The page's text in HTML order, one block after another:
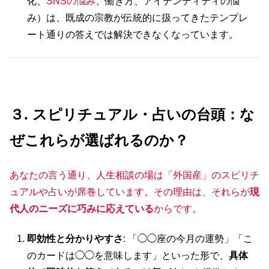
み）は、既成の宗教が伝統的に扱ってきたテンプレ
ート通りの答えでは解決できなくなっています。
３. スピリチュアル・占いの台頭：な
ぜこれらが選ばれるのか？
あなたの言う通り、人生相談の場は「外国産」のスピリチ
ュアルや占いが席巻しています。その理由は、それらが現
代人のニーズに巧みに応えているからです。
即効性と分かりやすさ: 「◯◯座の今月の運勢」「こ
のカードは◯◯を意味します」といった形で、具体